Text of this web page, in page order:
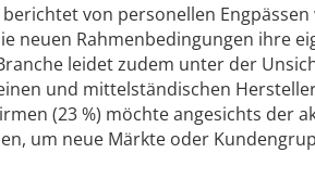
von personellen
neuen Rahmenbedingungen ihre
leidet zudem unter der
und mittelständischen
(23 %) möchte angesichts der
um neue Märkte oder